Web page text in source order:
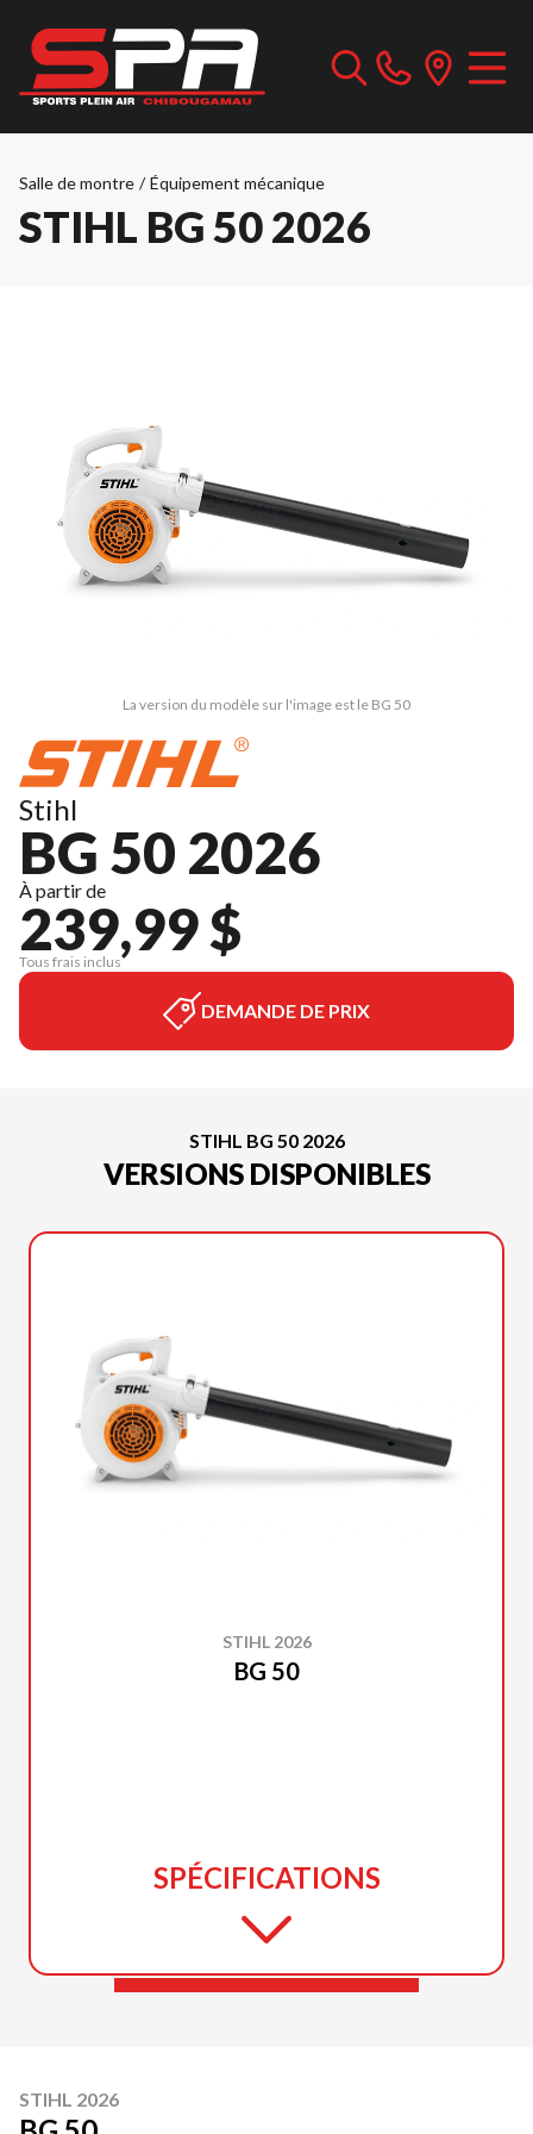
Salle de montre / Équipement mécanique
STIHL BG 50 2026
La version du modèle sur l'image est le BG 50
Stihl
BG 50 2026
À partir de
239,99 $
Tous frais inclus
DEMANDE DE PRIX
STIHL BG 50 2026
VERSIONS DISPONIBLES
STIHL 2026
BG 50
SPÉCIFICATIONS
STIHL 2026